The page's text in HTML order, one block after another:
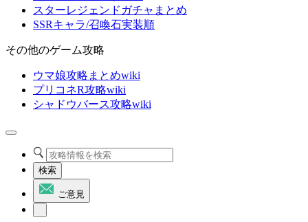
スターレジェンドガチャまとめ
SSRキャラ/召喚石実装順
その他のゲーム攻略
ウマ娘攻略まとめwiki
プリコネR攻略wiki
シャドウバース攻略wiki
検索
ご意見